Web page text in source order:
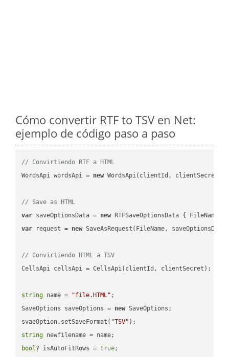
Cómo convertir RTF to TSV en Net:
ejemplo de código paso a paso
// Convirtiendo RTF a HTML
WordsApi wordsApi = new WordsApi(clientId, clientSecret);
// Save as HTML
var saveOptionsData = new RTFSaveOptionsData { FileName =
var request = new SaveAsRequest(FileName,
// Convirtiendo HTML a TSV
CellsApi cellsApi = CellsApi(clientId, clientSecret);
string name = "file.HTML" ;
SaveOptions saveOptions = new SaveOptions;
svaeOption.setSaveFormat( "TSV"
string
bool? isAutoFitRows = true